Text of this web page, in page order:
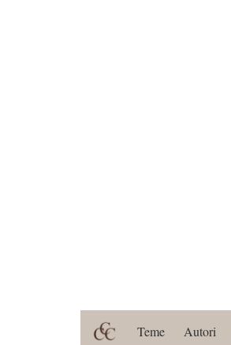
Teme Autori